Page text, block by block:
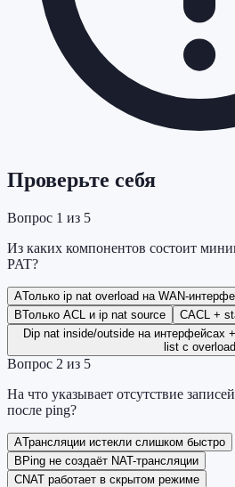
Проверьте себя
Вопрос 1 из 5
Из каких компонентов состоит
PAT?
AТолько ip nat overload на WAN-
BТолько ACL и ip nat source CACL +
Dip nat inside/outside на интерфейсах
list с overload
Вопрос 2 из 5
На что указывает отсутствие
после ping?
AТрансляции истекли слишком быстро
B Ping не создаёт NAT-трансляции
CNAT работает в скрытом режиме